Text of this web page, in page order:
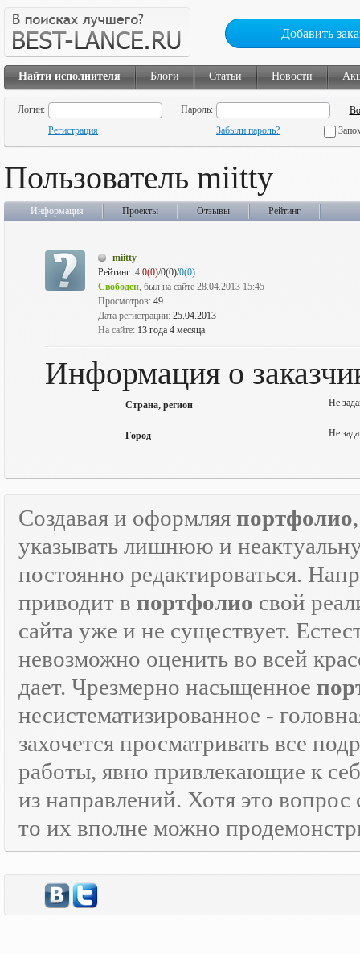
Добавить
Найти исполнителя Блоги Статьи Новости
Логин:
Пароль:
Регистрация
Забыли пароль?
Пользователь miitty
Информация Проекты Отзывы Рейтинг
miitty
Рейтинг: 4 0(0)/0(0)/0(0)
Свободен, был на сайте 28.04.2013 15:45
Просмотров: 49
Дата регистрации: 25.04.2013
На сайте: 13 года 4 месяца
Информация о
Страна, регион Не
Город Не
Создавая и оформляя портфолио
указывать лишнюю и
постоянно редактироваться.
приводит в портфолио свой
сайта уже и не существует.
невозможно оценить во всей
дает. Чрезмерно насыщенное
несистематизированное -
захочется просматривать все
работы, явно привлекающие к
из направлений. Хотя это
то их вполне можно